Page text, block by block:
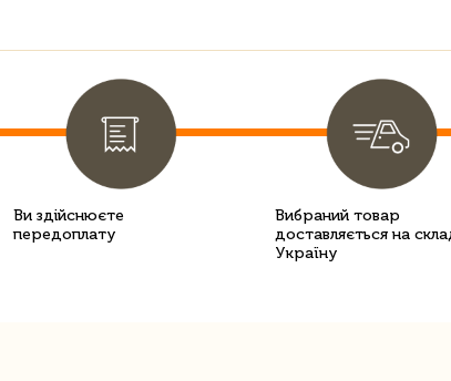
Ви здійснюєте
передоплату
Вибраний товар
доставляється на
Україну